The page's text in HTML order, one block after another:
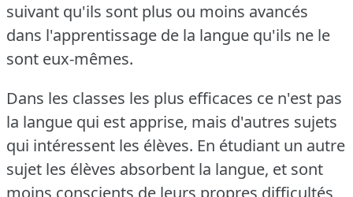
suivant qu'ils sont plus ou moins avancés
dans l'apprentissage de la langue qu'ils ne le
sont eux-mêmes.
Dans les classes les plus efficaces ce n'est pas
la langue qui est apprise, mais d'autres sujets
qui intéressent les élèves. En étudiant un autre
sujet les élèves absorbent la langue, et sont